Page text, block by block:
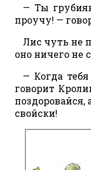
— Ты
проучу! —
Лис чуть не
оно ничего не
— Когда
говорит
поздоровайся,
свойски!